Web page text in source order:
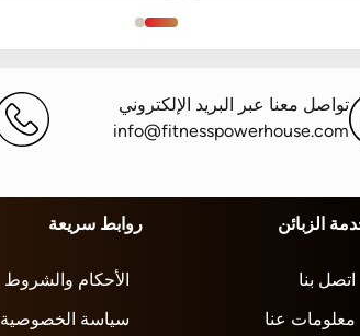
تواصل معنا عبر البريد الإلكتروني
info@fitnesspowerhouse.com
الزبائن
اتصل بنا
معلومات عنا
روابط سريعة
الأحكام والشروط
سياسة الخصوصية